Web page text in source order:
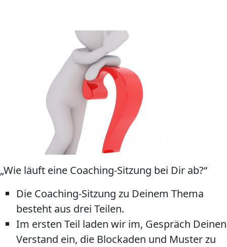
„Wie läuft eine Coaching-Sitzung bei Dir ab?“
Die Coaching-Sitzung zu Deinem Thema
besteht aus drei Teilen.
Im ersten Teil laden wir im, Gespräch Deinen
Verstand ein, die Blockaden und Muster zu